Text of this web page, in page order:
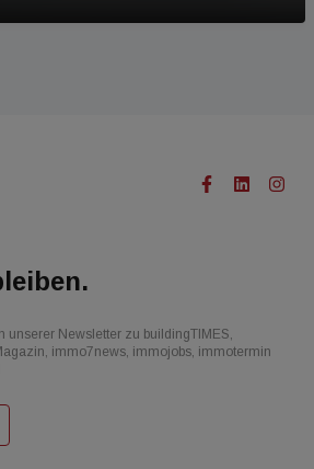
unserer Newsletter zu buildingTIMES,
immo7news, immojobs, immotermin